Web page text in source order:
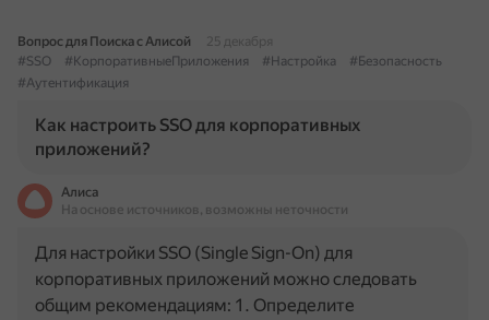
Вопрос для Поиска с Алисой
25 декабря
#SSO
#КорпоративныеПриложения #Настройка
#Безопасность
#Аутентификация
Как настроить SSO для корпоративных
приложений?
Алиса
На основе источников, возможны неточности
Для настройки SSO (Single Sign-On) для
корпоративных приложений можно следовать
общим рекомендациям: 1. Определите